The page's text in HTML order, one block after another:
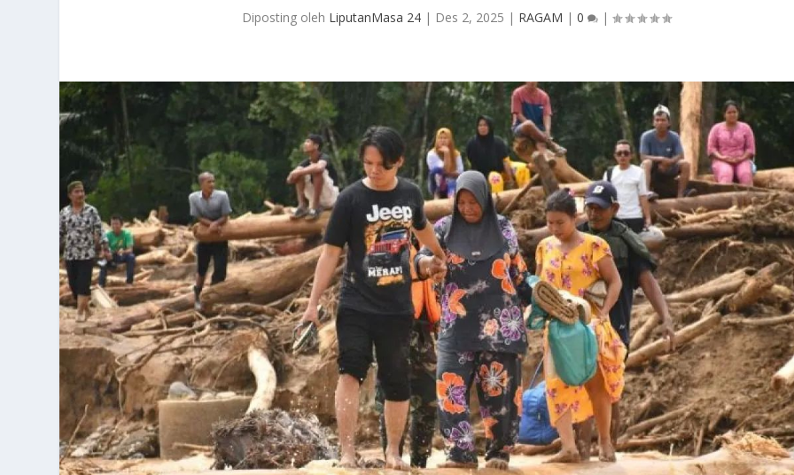
Diposting oleh LiputanMasa 24| Des 2, 2025 | RAGAM | 0 |